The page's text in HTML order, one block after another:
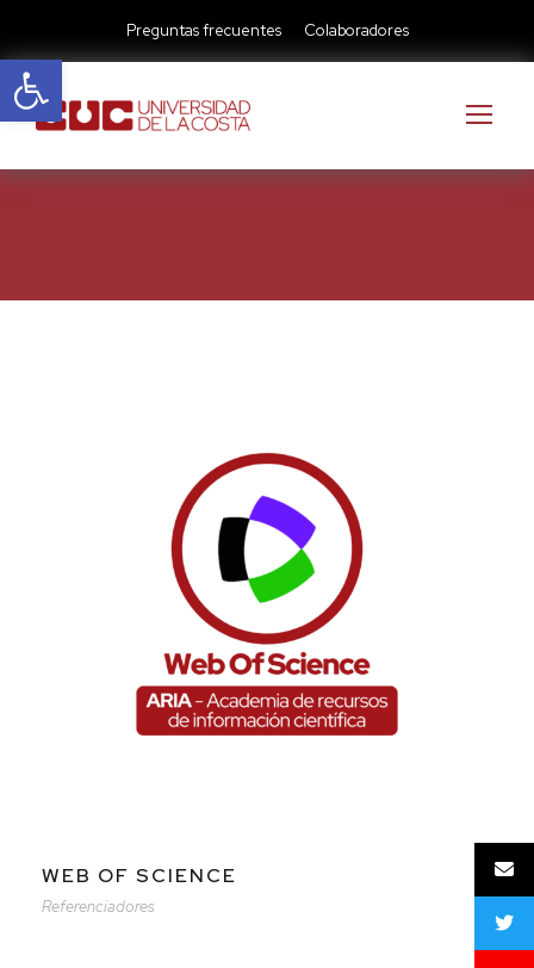
Abrir barra de herramientas
Preguntas frecuentes Colaboradores
WEB OF SCIENCE
Referenciadores